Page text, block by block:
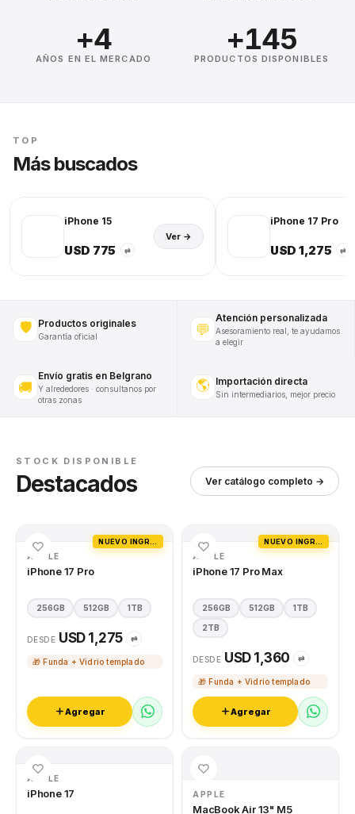
+4
AÑOS EN EL MERCADO
+145
PRODUCTOS DISPONIBLES
TOP
Más buscados
iPhone 15
USD 775 ⇄
Ver →
iPhone 17 Pro
USD 1,275 ⇄
🛡️ Productos originales
Garantía oficial 💬
Atención personalizada
Asesoramiento real, te ayudamos
a elegir
🚚
Envío gratis en Belgrano
Y alrededores · consultanos por
otras zonas
🌎 Importación directa
Sin intermediarios, mejor precio
STOCK DISPONIBLE
Destacados Ver catálogo completo →
APPLE
iPhone 17 Pro
256GB 512GB 1TB
DESDE USD 1,275 ⇄
🎁 Funda + Vidrio templado
Agregar
APPLE
iPhone 17 Pro Max
256GB 512GB 1TB
2TB
DESDE USD 1,360 ⇄
🎁 Funda + Vidrio templado
Agregar
APPLE
iPhone 17 APPLE
MacBook Air 13" M5